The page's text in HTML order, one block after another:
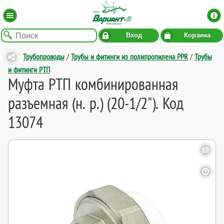
Вход Корзина
Трубопроводы / Трубы и фитинги из полипропилена PPR / Трубы
и фитинги РТП
Муфта РТП комбинированная
разъемная (н. р.) (20-1/2"). Код
13074